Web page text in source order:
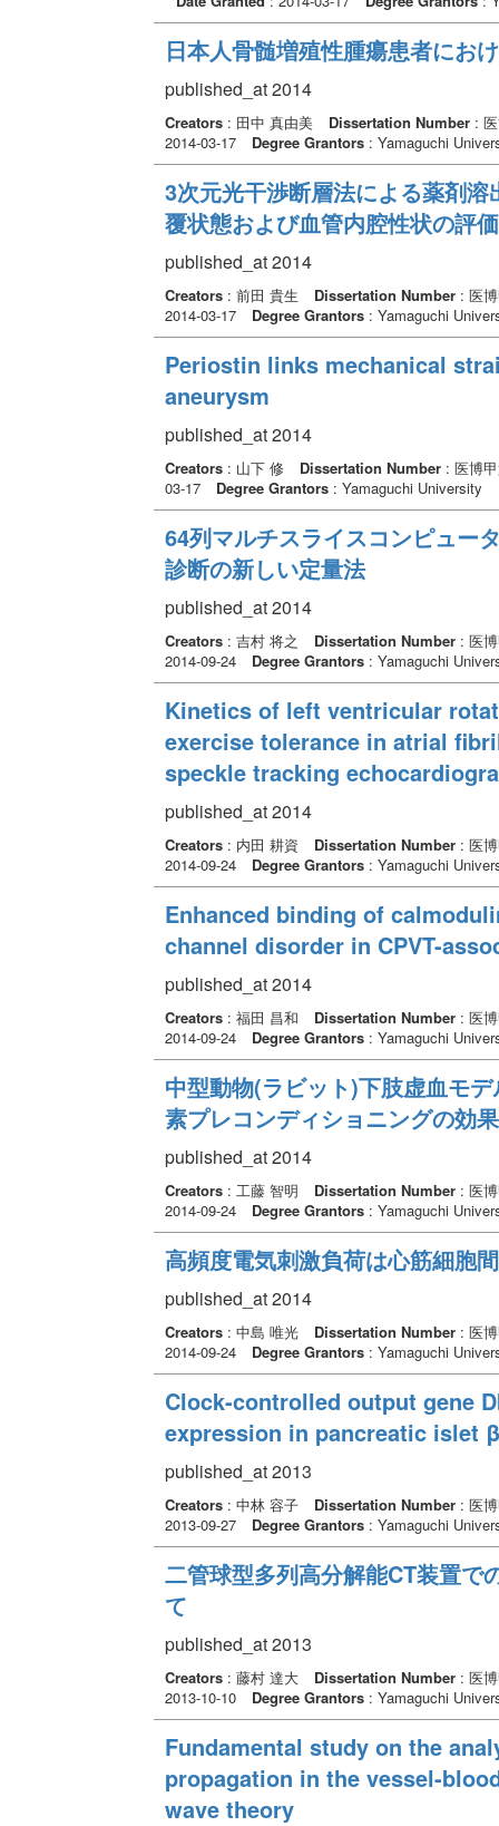
日本人骨髄増殖性腫瘍患者にお
published_at 2014
Creators: 田中 真由美 Dissertation Number: 医
2014-03-17
Degree Grantors: Yamaguchi
3次元光干渉断層法による薬剤
覆状態および血管内腔性状の評価
published_at 2014
Creators: 前田 貴生 Dissertation Number: 医
2014-03-17
Degree Grantors: Yamaguchi
Periostin links mechanical
aneurysm
published_at 2014
Creators: 山下 修 Dissertation Number: 医博
03-17
Degree Grantors: Yamaguchi University
64列マルチスライスコンピュー
診断の新しい定量法
published_at 2014
Creators: 吉村 将之 Dissertation Number: 医
2014-09-24
Degree Grantors: Yamaguchi
Kinetics of left ventricular
exercise tolerance in atrial
speckle tracking
published_at 2014
Creators: 内田 耕資 Dissertation Number: 医
2014-09-24
Degree Grantors: Yamaguchi
Enhanced binding of
channel disorder in CPVT-
published_at 2014
Creators: 福田 昌和 Dissertation Number: 医
2014-09-24
Degree Grantors: Yamaguchi
中型動物(ラビット)下肢虚血モ
素プレコンディショニングの効果
published_at 2014
Creators: 工藤 智明 Dissertation Number: 医
2014-09-24
Degree Grantors: Yamaguchi
高頻度電気刺激負荷は心筋細胞
published_at 2014
Creators: 中島 唯光 Dissertation Number: 医
2014-09-24
Degree Grantors: Yamaguchi
Clock-controlled output gene
expression in pancreatic islet
published_at 2013
Creators: 中林 容子 Dissertation Number: 医
2013-09-27
Degree Grantors: Yamaguchi
二管球型多列高分解能CT装置で
て
published_at 2013
Creators: 藤村 達大 Dissertation Number: 医
2013-10-10
Degree Grantors: Yamaguchi
Fundamental study on the
propagation in the vessel-
wave theory